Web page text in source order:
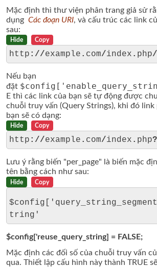
Mặc định thì thư viện phân trang giả sử
dụng Các đoạn URI, và cấu trúc các link
sau:
Hide Copy
http ://example . com/index . php/
Nếu bạn
đặt
E thì các link của bạn sẽ tự động được
chuỗi truy vấn (Query Strings), khi đó link
bạn sẽ có dạng:
Hide Copy
http ://example . com/index . php?
Lưu ý rằng biến "per_page" là biến mặc
tên bằng cách như sau:
Hide Copy
tring'
$config['reuse_query_string] = FALSE;
Mặc định các đối số của chuỗi truy vấn
qua. Thiết lập cấu hình này thành TRUE